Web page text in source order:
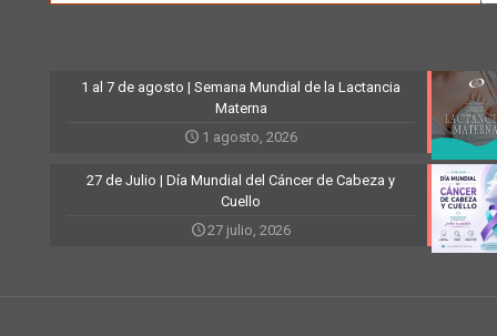
1 al 7 de agosto | Semana Mundial de la Lactancia
Materna
1 agosto, 2026
27 de Julio | Día Mundial del Cáncer de Cabeza y
Cuello
27 julio, 2026